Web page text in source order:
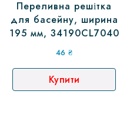
Переливна решітка
для басейну, ширина
195 мм, 34190CL7040
46₴
Купити